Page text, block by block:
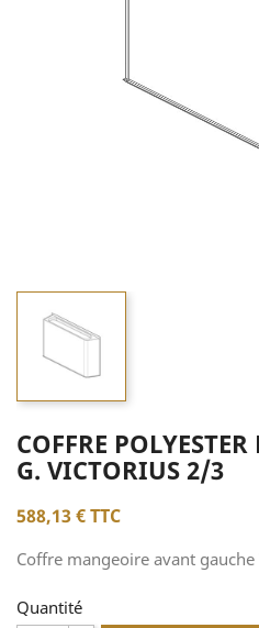
COFFRE
G. VICTORIUS 2/3
588,13 €TTC
Coffre mangeoire avant
Quantité